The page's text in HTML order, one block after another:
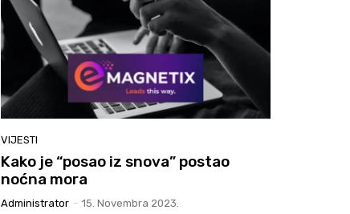
VIJESTI
Kako je “posao iz snova” postao
noćna mora
Administrator - 15. Novembra 2023.